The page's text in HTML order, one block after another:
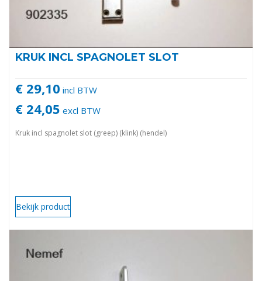
KRUK INCL SPAGNOLET SLOT
€ 29,10 incl BTW
€ 24,05 excl BTW
Kruk incl spagnolet slot (greep) (klink) (hendel)
Bekijk product